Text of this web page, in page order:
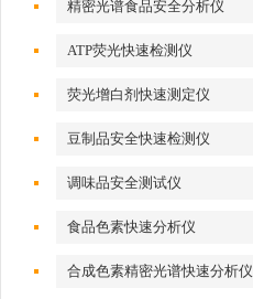
精密光谱食品安全分析仪
ATP荧光快速检测仪
荧光增白剂快速测定仪
豆制品安全快速检测仪
调味品安全测试仪
食品色素快速分析仪
合成色素精密光谱快速分析仪